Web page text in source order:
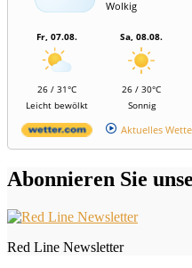
Wolkig
Fr, 07.08.
26 / 31°C
Leicht bewölkt
Sa, 08.08.
26 / 30°C
Sonnig
Aktuelles
Abonnieren Sie
Red Line Newsletter